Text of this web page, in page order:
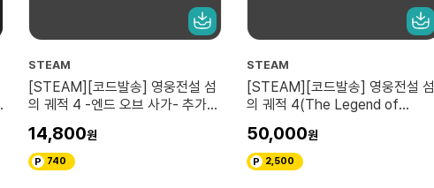
STEAM
[STEAM][코드발송] 영웅전설 섬
의 궤적 4 -엔드 오브 사가- 추가
Heroes: Sen no Kiseki IV -THE
END OF SAGA- Additional
Contents Pack)
14,800
740
STEAM
[STEAM][코드발송] 영웅전설 섬
의 궤적 4(The Legend of
50,000
2,500